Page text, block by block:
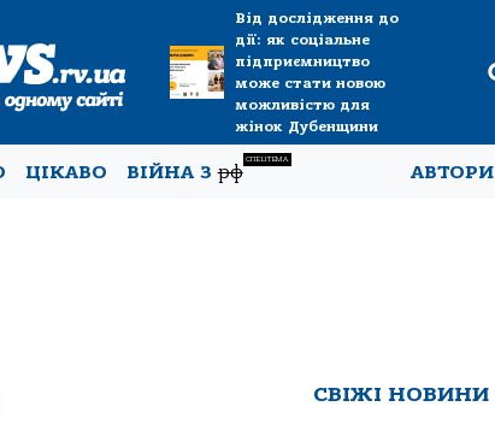
Від дослідження до
дії: як соціальне
підприємництво
може стати новою
можливістю для
жінок Дубенщини
ЦІКАВО ВІЙНА Зрф
СПЕЦТЕМА
АВТОРИ
СВІЖІ НОВИНИ